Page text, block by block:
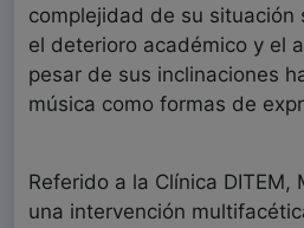
complejidad de su situación
el deterioro académico y el
pesar de sus inclinaciones
música como formas de
Referido a la Clínica DITEM,
una intervención